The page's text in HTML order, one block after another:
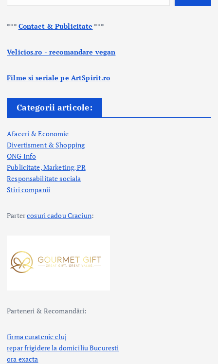
*** Contact & Publicitate ***
Velicios.ro - recomandare vegan
Filme si seriale pe ArtSpirit.ro
Categorii articole:
Afaceri & Economie
Divertisment & Shopping
ONG Info
Publicitate, Marketing, PR
Responsabilitate sociala
Stiri companii
Partercosuri cadou Craciun:
Parteneri & Recomandări:
firma curatenie cluj
repar frigidere la domiciliu Bucuresti
ora exacta